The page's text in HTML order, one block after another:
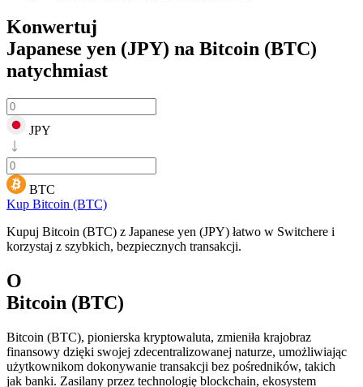
Konwertuj
Japanese yen (JPY) na Bitcoin (BTC)
natychmiast
JPY
BTC
Kup Bitcoin (BTC)
Kupuj Bitcoin (BTC) z Japanese yen (JPY) łatwo w Switchere i
korzystaj z szybkich, bezpiecznych transakcji.
O
Bitcoin (BTC)
Bitcoin (BTC), pionierska kryptowaluta, zmieniła krajobraz
finansowy dzięki swojej zdecentralizowanej naturze, umożliwiając
użytkownikom dokonywanie transakcji bez pośredników, takich
jak banki. Zasilany przez technologię blockchain, ekosystem